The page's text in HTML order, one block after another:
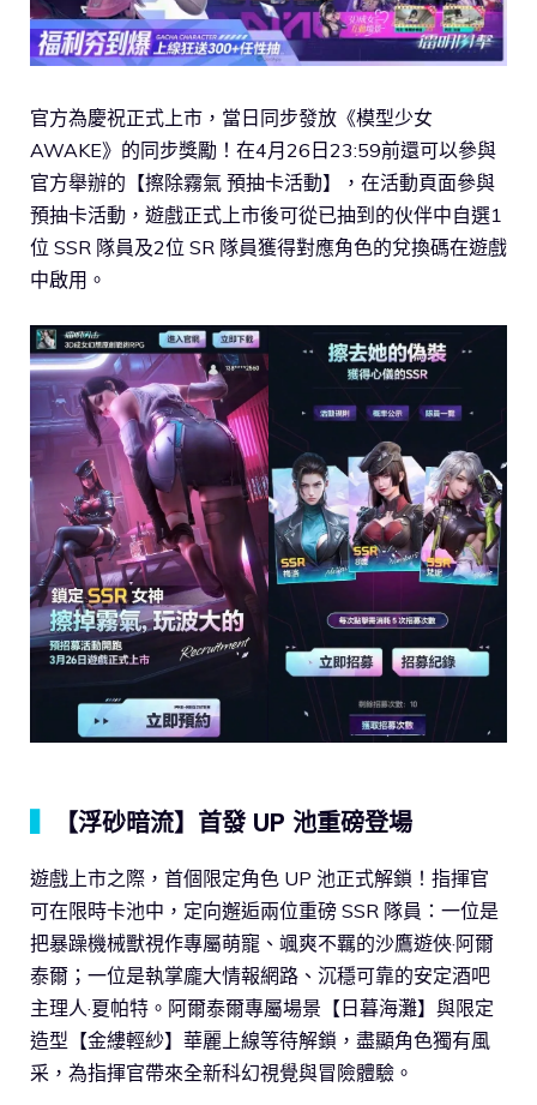
官方為慶祝正式上市，當日同步發放《模型少女
AWAKE》的同步獎勵！在4月26日23:59前還可以參與
官方舉辦的【擦除霧氣 預抽卡活動】，在活動頁面參與
預抽卡活動，遊戲正式上市後可從已抽到的伙伴中自選1
位 SSR 隊員及2位 SR 隊員獲得對應角色的兌換碼在遊戲
中啟用。
【浮砂暗流】首發 UP 池重磅登場
遊戲上市之際，首個限定角色 UP 池正式解鎖！指揮官
可在限時卡池中，定向邂逅兩位重磅 SSR 隊員：一位是
把暴躁機械獸視作專屬萌寵、颯爽不羈的沙鷹遊俠·阿爾
泰爾；一位是執掌龐大情報網路、沉穩可靠的安定酒吧
主理人·夏帕特。阿爾泰爾專屬場景【日暮海灘】與限定
造型【金縷輕紗】華麗上線等待解鎖，盡顯角色獨有風
采，為指揮官帶來全新科幻視覺與冒險體驗。